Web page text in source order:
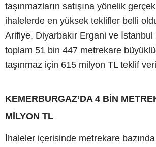
taşınmazların satışına yönelik
ihalelerde en yüksek teklifler belli
Arifiye, Diyarbakır Ergani ve İstanbul
toplam 51 bin 447 metrekare
taşınmaz için 615 milyon TL teklif
KEMERBURGAZ’DA 4 BİN
MİLYON TL
İhaleler içerisinde metrekare